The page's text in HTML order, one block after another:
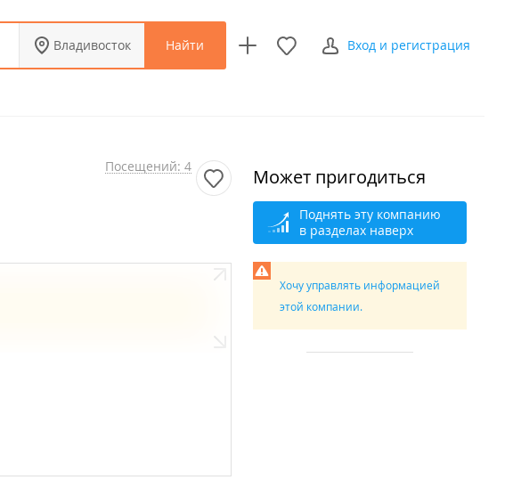
Владивосток Найти Вход и регистрация
Посещений: 4 Может пригодиться
Поднять эту компанию
в разделах наверх
Хочу управлять информацией
этой компании.